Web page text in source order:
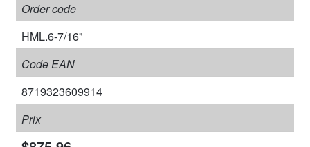
Order code
HML.6-7/16"
Code EAN
8719323609914
Prix